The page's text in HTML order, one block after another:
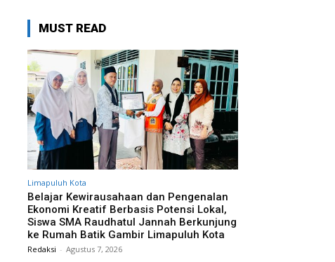
MUST READ
Limapuluh Kota
Belajar Kewirausahaan dan Pengenalan
Ekonomi Kreatif Berbasis Potensi Lokal,
Siswa SMA Raudhatul Jannah Berkunjung
ke Rumah Batik Gambir Limapuluh Kota
Redaksi - Agustus 7, 2026